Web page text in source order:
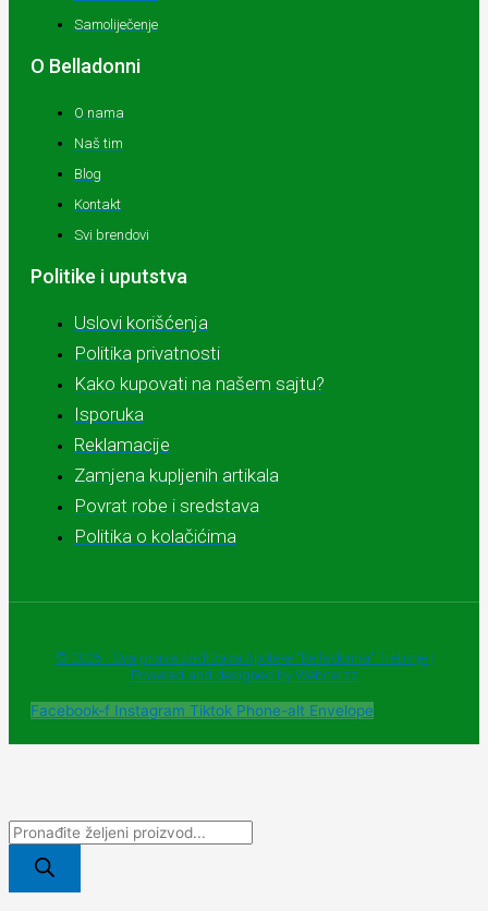
Samoliječenje
O Belladonni
O nama
Naš tim
Blog
Kontakt
Svi brendovi
Politike i uputstva
Uslovi korišćenja
Politika privatnosti
Kako kupovati na našem sajtu?
Isporuka
Reklamacije
Zamjena kupljenih artikala
Povrat robe i sredstava
Politika o kolačićima
© 2025 - Sva prava zadržava Apoteke "Belladonna" Trebinje |
Powered and designed by Webherzz
Facebook-f Instagram Tiktok Phone-alt Envelope